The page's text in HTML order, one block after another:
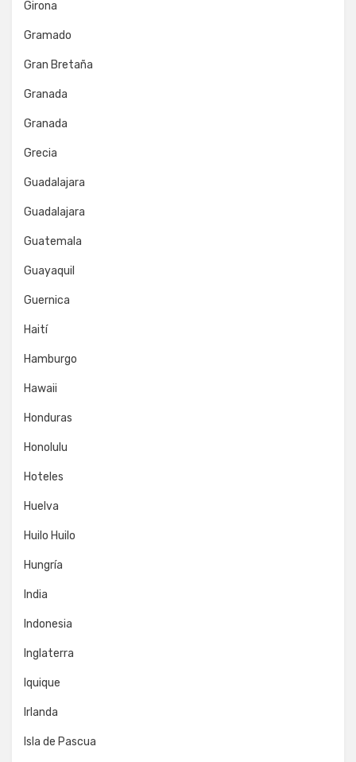
Girona
Gramado
Gran Bretaña
Granada
Granada
Grecia
Guadalajara
Guadalajara
Guatemala
Guayaquil
Guernica
Haití
Hamburgo
Hawaii
Honduras
Honolulu
Hoteles
Huelva
Huilo Huilo
Hungría
India
Indonesia
Inglaterra
Iquique
Irlanda
Isla de Pascua